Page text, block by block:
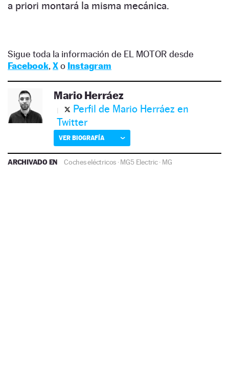
a priori montará la misma mecánica.
Sigue toda la información de EL MOTOR desde
Facebook, Xo Instagram
Mario Herráez
Perfil de Mario Herráez en
Twitter
VER BIOGRAFÍA
ARCHIVADO EN Coches eléctricos ·MG5 Electric· MG